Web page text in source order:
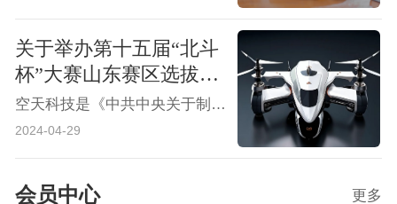
关于举办第十五届“北斗
杯”大赛山东赛区选拔赛
的通知
空天科技是《中共中央关于制定国民经济和社会发展第十四个五年规划和二〇三五年远景目标的建议》指出的八大前沿领域之一。作为国家重大战略长期持续领先发展的需要，人才培养是根本保证。空间科技主题赛事是发现人才、培育人才的重要渠道。
2024-04-29
会员中心 更多